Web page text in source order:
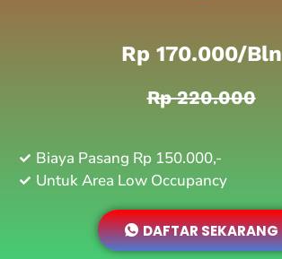
Rp 170.000/bln
Rp 220.000
Biaya Pasang Rp 150.000,-
Untuk Area Low Occupancy
DAFTAR SEKARANG